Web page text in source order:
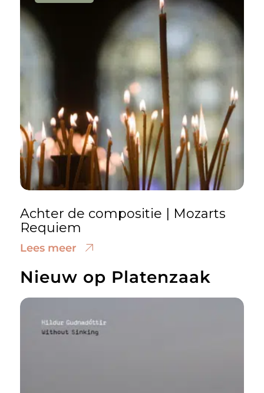
Achter de compositie | Mozarts
Requiem
Lees meer
Nieuw op Platenzaak